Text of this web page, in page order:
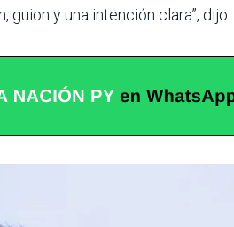
y una intención clara”, dijo.